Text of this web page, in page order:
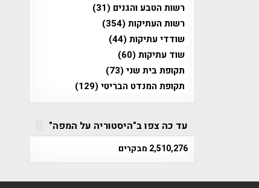
רשות הטבע והגנים (31)
רשות העתיקות(354)
שודדי עתיקות(44)
שוד עתיקות(60)
תקופת בית שני(73)
תקופת המנדט הבריטי(129)
עד כה צפו ב"היסטוריה על המפה"
2,510,276 מבקרים